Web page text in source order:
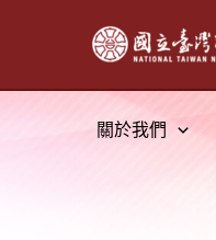
關於我們